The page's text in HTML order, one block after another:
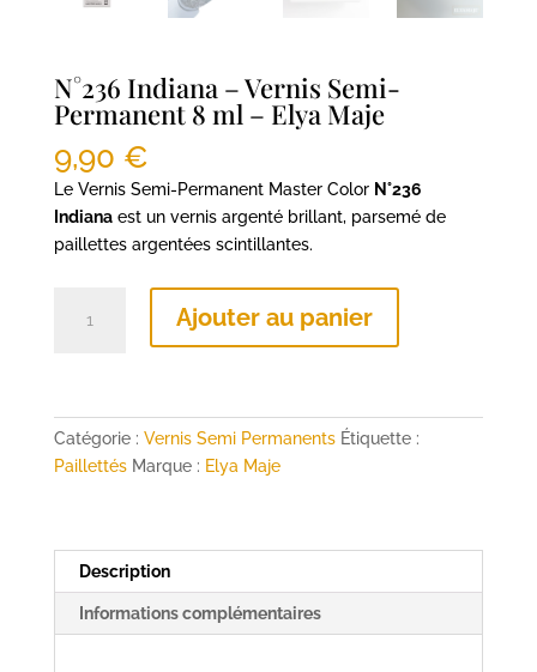
N°236 Indiana – Vernis Semi-
Permanent 8 ml – Elya Maje
9,90 €
Le Vernis Semi-Permanent Master Color N°236
Indianaest un vernis argenté brillant, parsemé de
paillettes argentées scintillantes.
Vernis
Semi-
ml
Elya
Maje
Ajouter au panier
Catégorie : Vernis Semi Permanents Étiquette :
Paillettés Marque : Elya Maje
Description
Informations complémentaires